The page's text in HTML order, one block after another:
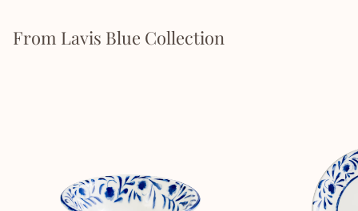
From Lavis Blue Collection